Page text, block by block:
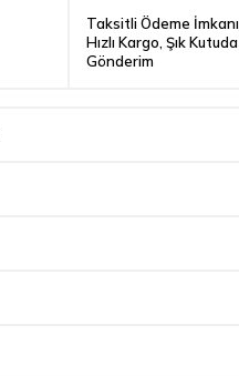
Taksitli Ödeme İmkanı,
Hızlı Kargo, Şık Kutuda
Gönderim